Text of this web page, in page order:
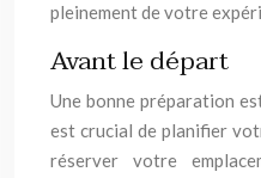
pleinement de votre
Avant le départ
Une bonne préparation
est crucial de planifier
réserver votre